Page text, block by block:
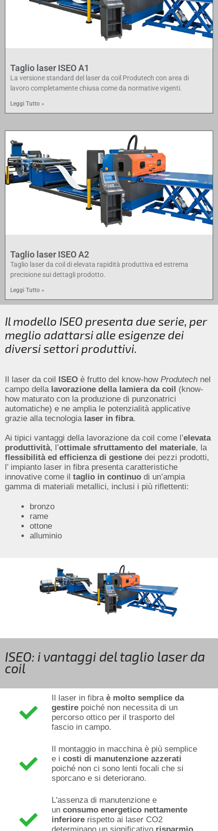
Taglio laser ISEO A1
La versione standard del laser da coil Produtech con area di
lavoro completamente chiusa come da normative vigenti.
Leggi Tutto »
Taglio laser ISEO A2
Taglio laser da coil di elevata rapidità produttiva ed estrema
precisione sui dettagli prodotto.
Leggi Tutto »
Il modello ISEO presenta due serie, per
meglio adattarsi alle esigenze dei
diversi settori produttivi.
Il laser da coil ISEO è frutto del know-how Produtech nel
campo della lavorazione della lamiera da coil (know-
how maturato con la produzione di punzonatrici
automatiche) e ne amplia le potenzialità applicative
grazie alla tecnologia laser in fibra.
Ai tipici vantaggi della lavorazione da coil come l’elevata
produttività, l’ottimale sfruttamento del materiale, la
flessibilità ed efficienza di gestione dei pezzi prodotti,
l’ impianto laser in fibra presenta caratteristiche
innovative come il taglio in continuo di un’ampia
gamma di materiali metallici, inclusi i più riflettenti:
bronzo
rame
ottone
alluminio
ISEO: i vantaggi del taglio laser da
coil
Il laser in fibraè molto semplice da
gestire poiché non necessita di un
percorso ottico per il trasporto del
fascio in campo.
Il montaggio in macchina è più semplice
e icosti di manutenzione azzerati
poiché non ci sono lenti focali che si
sporcano e si deteriorano.
L'assenza di manutenzione e
unconsumo energetico nettamente
inferiore rispetto ai laser CO2